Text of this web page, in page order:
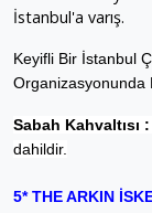
İstanbul'a varış.
Keyifli Bir İstanbul
Organizasyonunda
Sabah Kahvaltısı :
dahildir.
5* THE ARKIN